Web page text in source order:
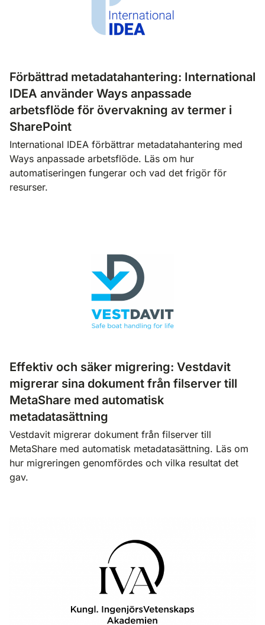
Förbättrad metadatahantering: International
IDEA använder Ways anpassade
arbetsflöde för övervakning av termer i
SharePoint
International IDEA förbättrar metadatahantering med
Ways anpassade arbetsflöde. Läs om hur
automatiseringen fungerar och vad det frigör för
resurser.
Effektiv och säker migrering: Vestdavit
migrerar sina dokument från filserver till
MetaShare med automatisk
metadatasättning
Vestdavit migrerar dokument från filserver till
MetaShare med automatisk metadatasättning. Läs om
hur migreringen genomfördes och vilka resultat det
gav.